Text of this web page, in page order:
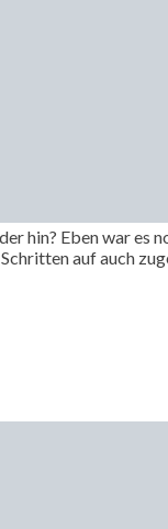
hin? Eben war es
auf auch